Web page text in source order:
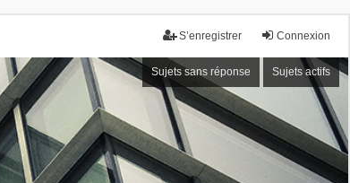
Connexion
S’enregistrer
Sujets sans réponse Sujets actifs